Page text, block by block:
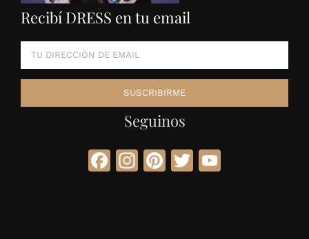
Recibí DRESS en tu email
Seguinos
Facebook
Instagram
Pinterest
Twitter